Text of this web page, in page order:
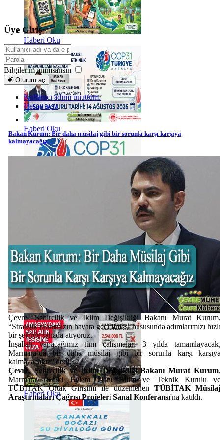
Haberi Oku
Haberi Oku
Haberi Oku
Haberi Oku
Üye Giriş
Bilgilerim anımsansın
Oturum aç
Kullanıcı adımı unuttum.
Hesap açın
Bakan Kurum: Bir daha müsilaj gibi bir sorunla karşı karşıya
kalmayacağız
Çevre, Şehircilik ve İklim Değişikliği Bakanı Murat
“Stratejik planımızın hayata geçirilmesi hususunda adımlarımızı
bir şekilde sahada atıyoruz.
İnşallah yapacağımız tüm çalışmaları 3 yılda
Marmara’da bir daha müsilaj gibi bir sorunla karşı
kalmayacağız” dedi.
Çevre, Şehircilik ve İklim Değişikliği Bakanı Murat Kurum
Marmara Denizi Eylem Planı Bilim ve Teknik Kurulu
TÜBİTAK Ortak Girişimi ile düzenlenen TÜBİTAK
Araştırmaları Çağrısı Projeleri Sanal Konferansı'na katıldı.